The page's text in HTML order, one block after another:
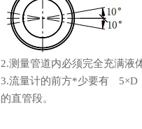
2.测量管道内必须完全充满液体
3.流量计的前方*少要有 5×D
的直管段。